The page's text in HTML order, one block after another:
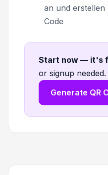
an und erstellen
Code
Start now — it's
or signup needed.
Generate QR